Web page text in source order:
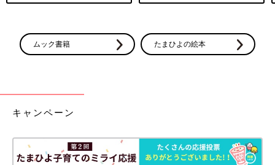
ムック書籍 たまひよの絵本
キャンペーン